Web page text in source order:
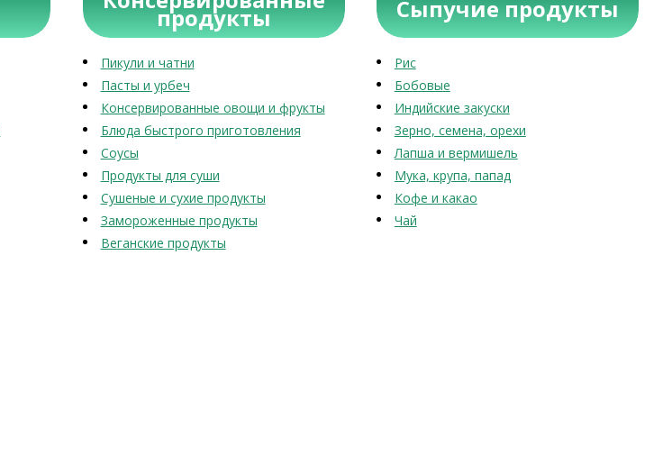
продукты
Пикули и чатни
Пасты и урбеч
Консервированные овощи и фрукты
Блюда быстрого приготовления
Соусы
Продукты для суши
Сушеные и сухие продукты
Замороженные продукты
Веганские продукты
Сыпучие продукты
Рис
Бобовые
Индийские закуски
Зерно, семена, орехи
Лапша и вермишель
Мука, крупа, папад
Кофе и какао
Чай